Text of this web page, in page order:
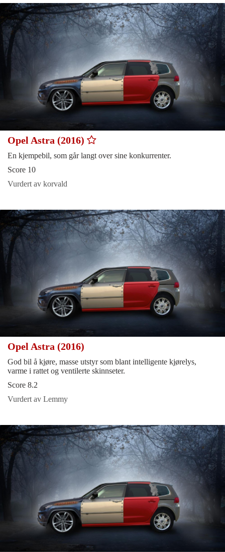
Opel Astra (2016)
En kjempebil, som går langt over sine konkurrenter.
Score 10
Vurdert av korvald
Opel Astra (2016)
God bil å kjøre, masse utstyr som blant intelligente kjørelys,
varme i rattet og ventilerte skinnseter.
Score 8.2
Vurdert av Lemmy